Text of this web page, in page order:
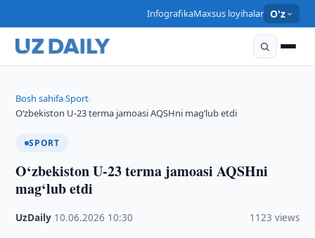
InfografikaMaxsus loyihalar O'z
Bosh sahifa›Sport›
O‘zbekiston U-23 terma jamoasi AQSHni mag‘lub etdi
SPORT
O‘zbekiston U-23 terma jamoasi AQSHni
mag‘lub etdi
UzDaily 10.06.2026 10:30 1123 views